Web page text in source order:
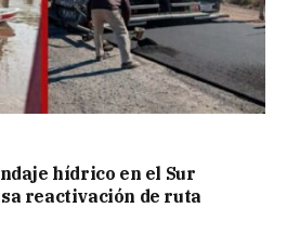
hídrico en el Sur
reactivación de ruta